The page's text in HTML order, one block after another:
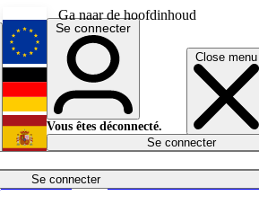
Ga naar de hoofdinhoud
Close menu
Se connecter
Économie
English
Deutsch
Español
Se connecter
Vous êtes déconnecté.
Se connecter